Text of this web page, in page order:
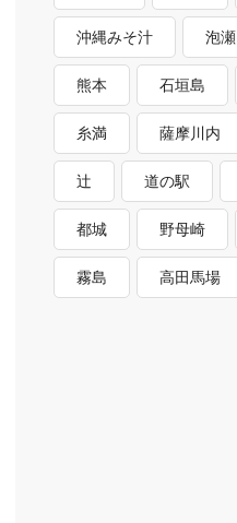
沖縄みそ汁 泡瀬
熊本 石垣島
糸満 薩摩川内
辻 道の駅
都城 野母崎
霧島 高田馬場